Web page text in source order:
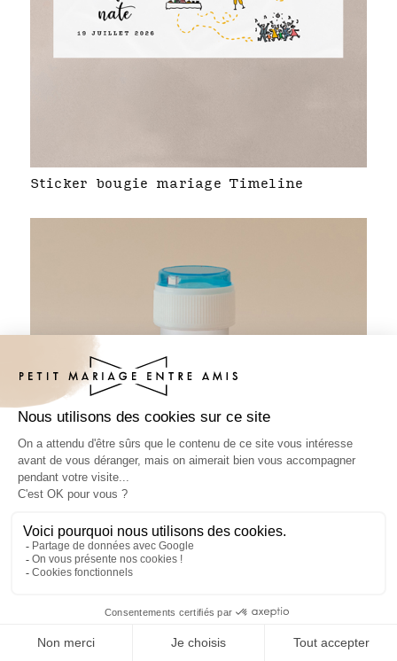
Sticker bougie mariage Timeline
Tube à bulles mariage Timeline